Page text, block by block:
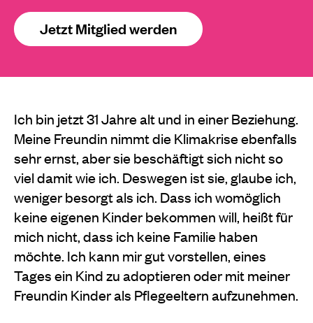
Jetzt Mitglied werden
Ich bin jetzt 31 Jahre alt und in einer Beziehung.
Meine Freundin nimmt die Klimakrise ebenfalls
sehr ernst, aber sie beschäftigt sich nicht so
viel damit wie ich. Deswegen ist sie, glaube ich,
weniger besorgt als ich. Dass ich womöglich
keine eigenen Kinder bekommen will, heißt für
mich nicht, dass ich keine Familie haben
möchte. Ich kann mir gut vorstellen, eines
Tages ein Kind zu adoptieren oder mit meiner
Freundin Kinder als Pflegeeltern aufzunehmen.